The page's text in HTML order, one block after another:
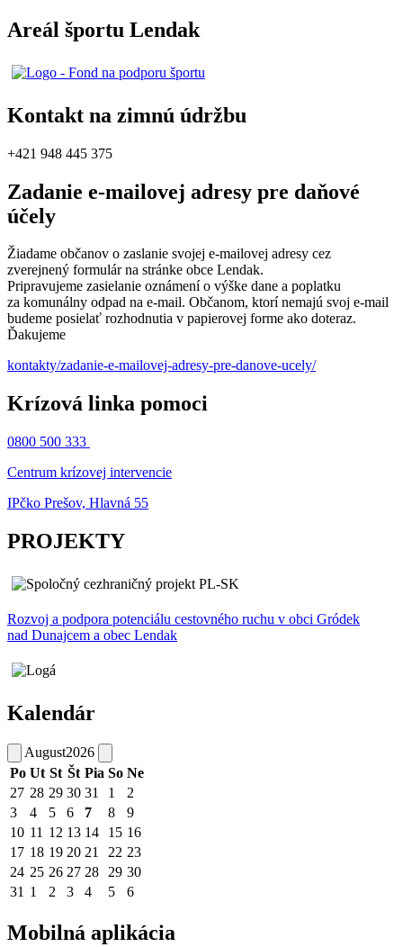
Areál športu Lendak
Kontakt na zimnú údržbu
+421 948 445 375
Zadanie e-mailovej adresy pre daňové
účely
Žiadame občanov o zaslanie svojej e-mailovej adresy cez
zverejnený formulár na stránke obce Lendak.
Pripravujeme zasielanie oznámení o výške dane a poplatku
za komunálny odpad na e-mail. Občanom, ktorí nemajú svoj e-mail
budeme posielať rozhodnutia v papierovej forme ako doteraz.
Ďakujeme
kontakty/zadanie-e-mailovej-adresy-pre-danove-ucely/
Krízová linka pomoci
0800 500 333
Centrum krízovej intervencie
IPčko Prešov, Hlavná 55
PROJEKTY
Rozvoj a podpora potenciálu cestovného ruchu v obci Gródek
nad Dunajcem a obec Lendak
Kalendár
August2026
Po Ut St Št Pia So Ne
27 28 29 30 31 1
2
3
4 5 6 7 8
9
10 11 12 13 14 15 16
17 18 19 20 21 22 23
24 25 26 27 28 29 30
31 1 2 3 4 5 6
Mobilná aplikácia